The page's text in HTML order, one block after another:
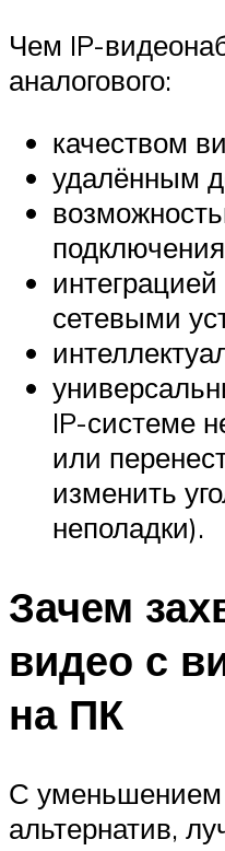
Чем IP-
аналогового:
качеством
удалённым
сетевыми
IP-системе
или
изменить
неполадки).
Зачем
видео с
на ПК
С уменьшением
альтернатив,